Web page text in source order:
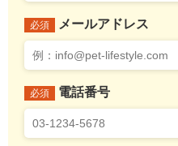
必須 メールアドレス
必須 電話番号